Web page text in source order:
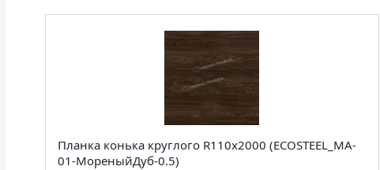
Планка конька круглого R110х2000 (ECOSTEEL_MA-
01-МореныйДуб-0.5)